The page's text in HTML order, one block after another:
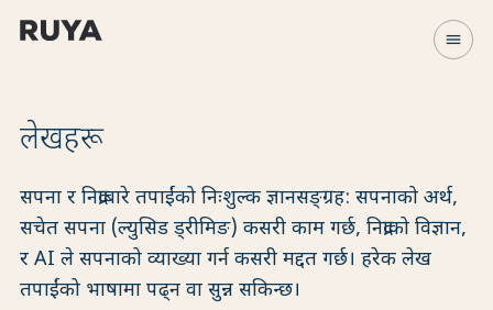
menu
लेखहरू
सपना र निद्राबारे तपाईंको निःशुल्क ज्ञानसङ्ग्रह: सपनाको अर्थ,
सचेत सपना (ल्युसिड ड्रीमिङ) कसरी काम गर्छ, निद्राको विज्ञान,
र AI ले सपनाको व्याख्या गर्न कसरी मद्दत गर्छ। हरेक लेख
तपाईंको भाषामा पढ्न वा सुन्न सकिन्छ।